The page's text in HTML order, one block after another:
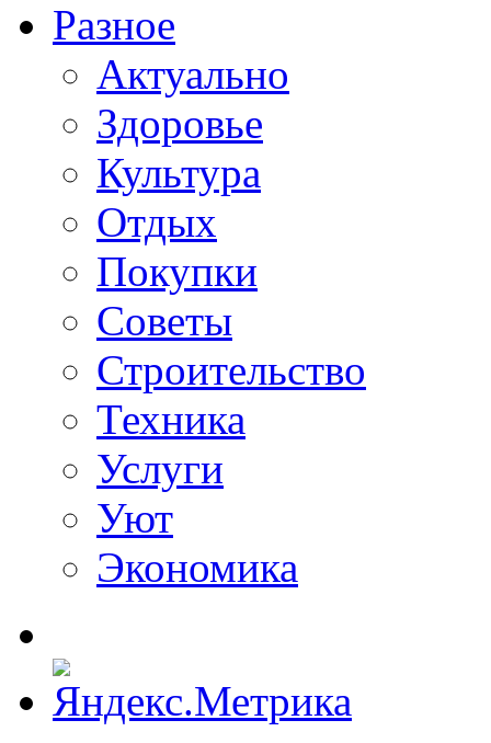
Разное
Актуально
Здоровье
Культура
Отдых
Покупки
Советы
Строительство
Техника
Услуги
Уют
Экономика